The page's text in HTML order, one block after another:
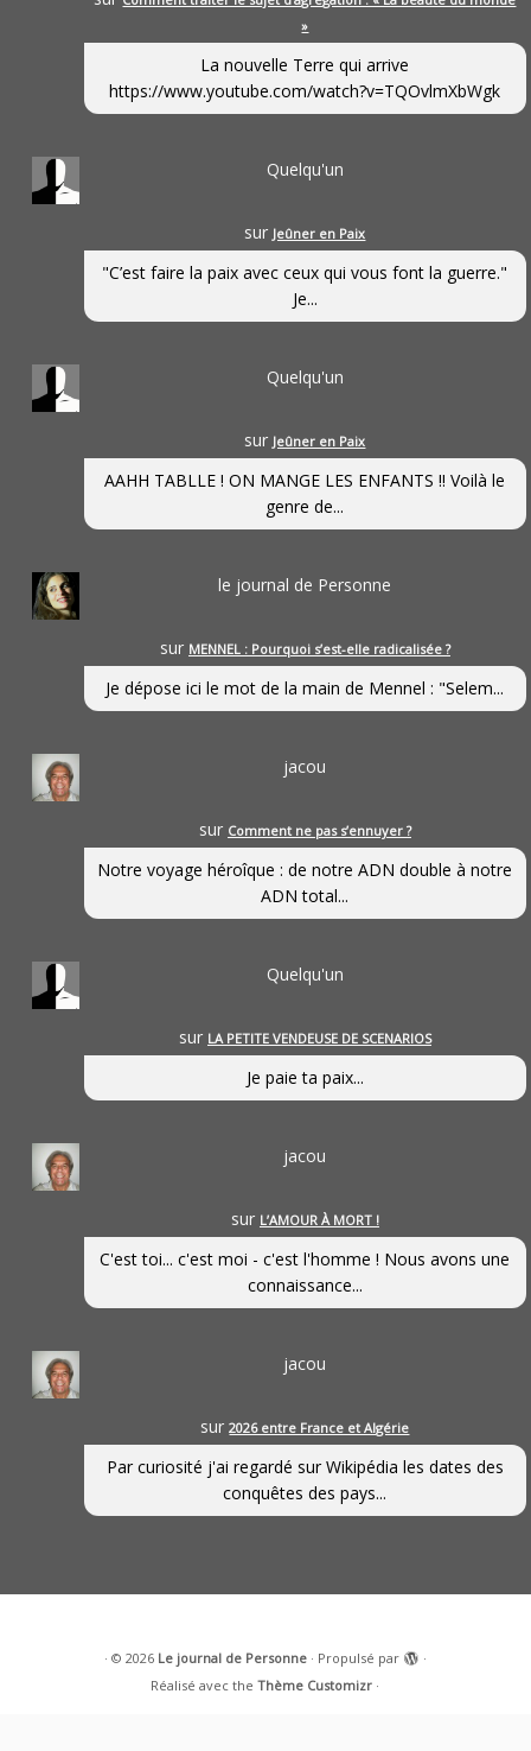
»
La nouvelle Terre qui arrive
https://www.youtube.com/watch?v=TQOvlmXbWgk
Quelqu'un
sur Jeûner en Paix
"C’est faire la paix avec ceux qui vous font la guerre."
Je...
Quelqu'un
sur Jeûner en Paix
AAHH TABLLE ! ON MANGE LES ENFANTS !! Voilà le
genre de...
le journal de Personne
sur MENNEL : Pourquoi s’est-elle radicalisée ?
Je dépose ici le mot de la main de Mennel : "Selem...
jacou
sur Comment ne pas s’ennuyer ?
Notre voyage héroîque : de notre ADN double à notre
ADN total...
Quelqu'un
sur LA PETITE VENDEUSE DE SCENARIOS
Je paie ta paix...
jacou
sur L’AMOUR À MORT !
C'est toi... c'est moi - c'est l'homme ! Nous avons une
connaissance...
jacou
sur2026 entre France et Algérie
Par curiosité j'ai regardé sur Wikipédia les dates des
conquêtes des pays...
· © 2026 Le journal de Personne· Propulsé par
·
Réalisé avec theThème Customizr ·